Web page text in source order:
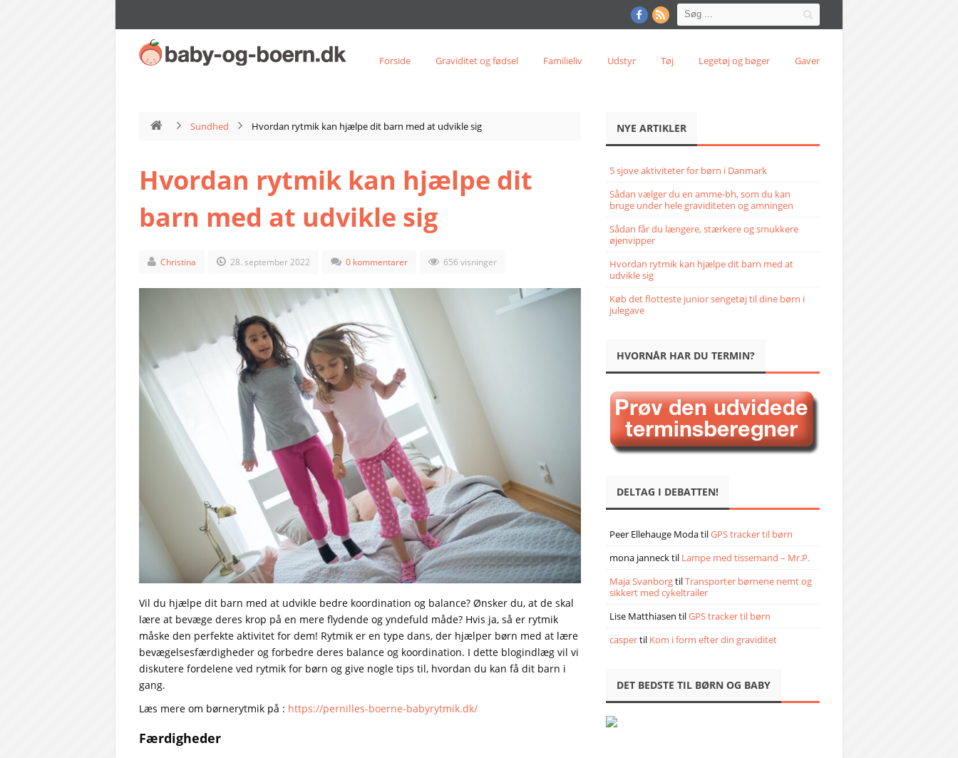
Forside Graviditet og fødsel Familieliv Udstyr Tøj Legetøj og bøger Gaver
Sundhed Hvordan rytmik kan hjælpe dit barn med at udvikle sig
Hvordan rytmik kan hjælpe dit
barn med at udvikle sig
Christina 28. september 2022 0 kommentarer 656 visninger
Vil du hjælpe dit barn med at udvikle bedre koordination og balance? Ønsker du, at de skal
lære at bevæge deres krop på en mere flydende og yndefuld måde? Hvis ja, så er rytmik
måske den perfekte aktivitet for dem! Rytmik er en type dans, der hjælper børn med at lære
bevægelsesfærdigheder og forbedre deres balance og koordination. I dette blogindlæg vil vi
diskutere fordelene ved rytmik for børn og give nogle tips til, hvordan du kan få dit barn i
gang.
Læs mere om børnerytmik på : https://pernilles-boerne-babyrytmik.dk/
Færdigheder
NYE ARTIKLER
5 sjove aktiviteter for børn i Danmark
Sådan vælger du en amme-bh, som du kan
bruge under hele graviditeten og amningen
Sådan får du længere, stærkere og smukkere
øjenvipper
Hvordan rytmik kan hjælpe dit barn med at
udvikle sig
Køb det flotteste junior sengetøj til dine børn i
julegave
HVORNÅR HAR DU TERMIN?
DELTAG I DEBATTEN!
Peer Ellehauge ModatilGPS tracker til børn
mona jannecktil Lampe med tissemand – Mr.P.
Maja SvanborgtilTransporter børnene nemt og
sikkert med cykeltrailer
Lise Matthiasen tilGPS tracker til børn
caspertil Kom i form efter din graviditet
DET BEDSTE TIL BØRN OG BABY